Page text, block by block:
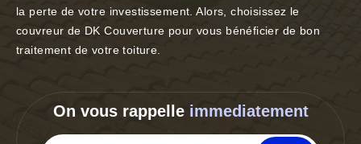
la perte de votre investissement. Alors, choisissez le
couvreur de DK Couverture pour vous bénéficier de bon
traitement de votre toiture.
On vous rappelle immediatement